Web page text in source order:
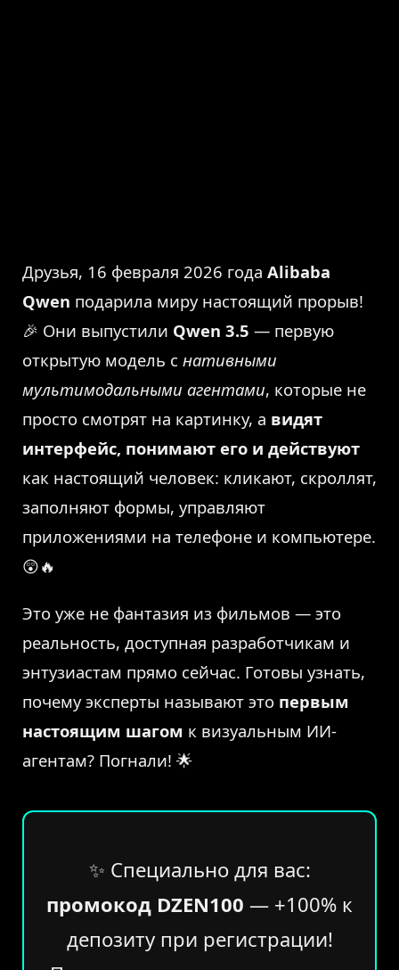
Друзья, 16 февраля 2026 года Alibaba
Qwen подарила миру настоящий прорыв!
🎉 Они выпустили Qwen 3.5 — первую
открытую модель с нативными
мультимодальными агентами, которые не
просто смотрят на картинку, а видят
интерфейс, понимают его и действуют
как настоящий человек: кликают, скроллят,
заполняют формы, управляют
приложениями на телефоне и компьютере.
😲🔥
Это уже не фантазия из фильмов — это
реальность, доступная разработчикам и
энтузиастам прямо сейчас. Готовы узнать,
почему эксперты называют это первым
настоящим шагом к визуальным ИИ-
агентам? Погнали! 🌟
✨ Специально для вас:
промокод DZEN100 — +100% к
депозиту при регистрации!